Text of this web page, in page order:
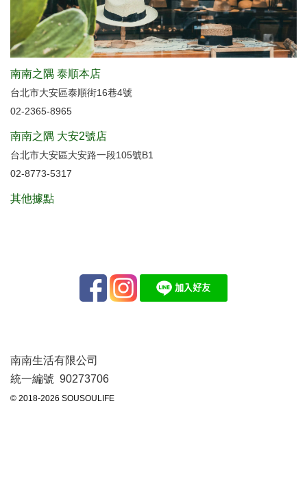
南南之隅 泰順本店
台北市大安區泰順街16巷4號
02-2365-8965
南南之隅 大安2號店
台北市大安區大安路一段105號B1
02-8773-5317
其他據點
南南生活有限公司
統一編號 90273706
© 2018-2026 SOUSOULIFE